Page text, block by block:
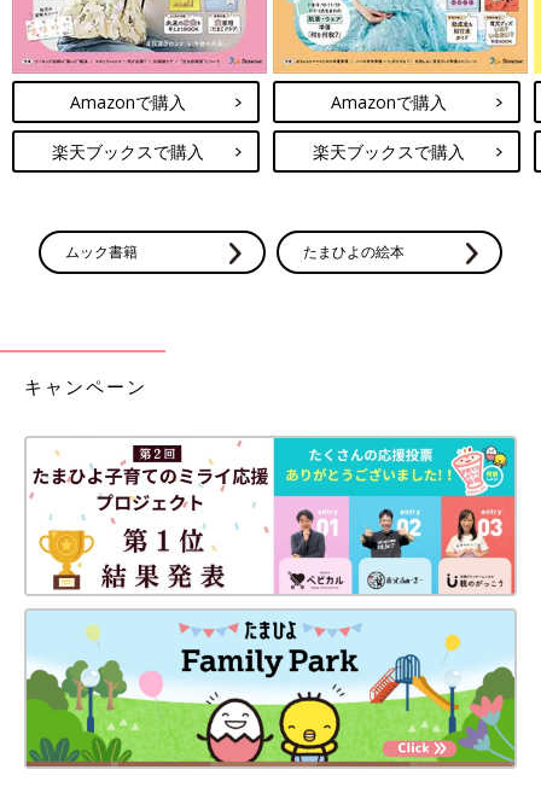
💬 1♥0
む*****さん
コメントありがとうございます🙇‍♀️ 画像添付まで✨ やはり
ノンカフェインメインですよね🥲 コーヒー" だけ "にカフ
ェインが含まれているなら気にせず毎朝1杯ぐらい飲もう
😭 私ももう少しノンカフェインで過ごそうと思います🙋‍♀️
で！ それにノンカフェインのものはおいしくなくて💦 スト
レス溜めるくらいなら普通に飲んだ方がメンタルにもいいと
思ってます😊
💬 1♥0
む*****さん
コメントありがとうございます🙇‍♀️ 美味しくないの飲んで
たらストレス溜まりますよね😫チロルさんは出産後も変わ
らず飲む予定ですか？ そうですよね😭幸いノンカフェイ
ンでもまだいける！と思えてるので、我慢できなくなった
らご褒美にカフェイン入りコーヒー飲みたいと思います
🙋‍♀️✨
Amazonで購入
楽天ブックスで購入
Amazonで購入
楽天ブックスで購入
ムック書籍 たまひよの絵本
キャンペーン